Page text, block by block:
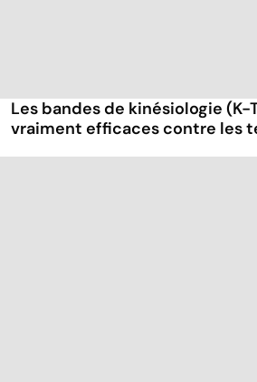
Les bandes de kinésiologie
vraiment efficaces contre les